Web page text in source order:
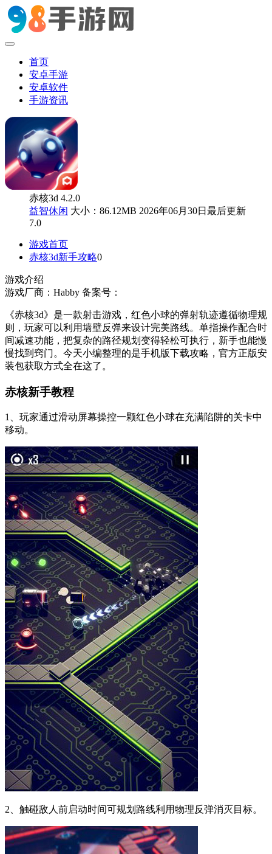
首页
安卓手游
安卓软件
手游资讯
赤核3d 4.2.0
益智休闲 大小：86.12MB 2026年06月30日最后更新
7.0
游戏首页
赤核3d新手攻略0
游戏介绍
游戏厂商：Habby 备案号：
《赤核3d》是一款射击游戏，红色小球的弹射轨迹遵循物理规
则，玩家可以利用墙壁反弹来设计完美路线。单指操作配合时
间减速功能，把复杂的路径规划变得轻松可执行，新手也能慢
慢找到窍门。今天小编整理的是手机版下载攻略，官方正版安
装包获取方式全在这了。
赤核新手教程
1、玩家通过滑动屏幕操控一颗红色小球在充满陷阱的关卡中
移动。
2、触碰敌人前启动时间可规划路线利用物理反弹消灭目标。